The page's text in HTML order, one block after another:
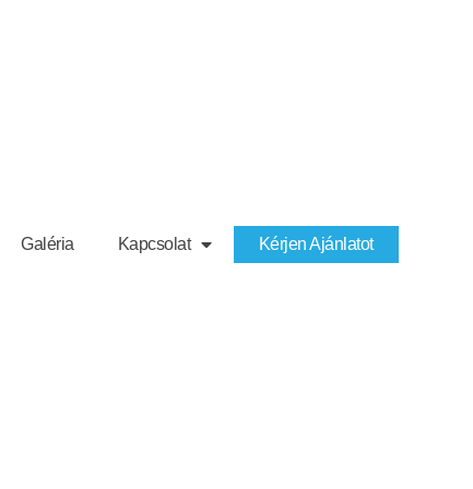
Galéria Kapcsolat Kérjen Ajánlatot